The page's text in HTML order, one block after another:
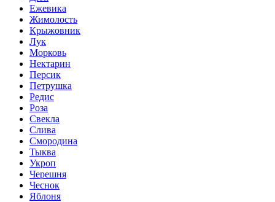
Ежевика
Жимолость
Крыжовник
Лук
Морковь
Нектарин
Персик
Петрушка
Редис
Роза
Свекла
Слива
Смородина
Тыква
Укроп
Черешня
Чеснок
Яблоня